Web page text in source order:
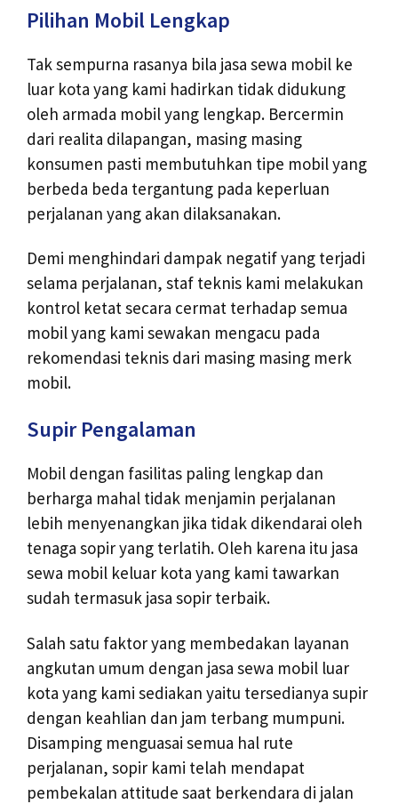
Pilihan Mobil Lengkap
Tak sempurna rasanya bila jasa sewa mobil ke
luar kota yang kami hadirkan tidak didukung
oleh armada mobil yang lengkap. Bercermin
dari realita dilapangan, masing masing
konsumen pasti membutuhkan tipe mobil yang
berbeda beda tergantung pada keperluan
perjalanan yang akan dilaksanakan.
Demi menghindari dampak negatif yang terjadi
selama perjalanan, staf teknis kami melakukan
kontrol ketat secara cermat terhadap semua
mobil yang kami sewakan mengacu pada
rekomendasi teknis dari masing masing merk
mobil.
Supir Pengalaman
Mobil dengan fasilitas paling lengkap dan
berharga mahal tidak menjamin perjalanan
lebih menyenangkan jika tidak dikendarai oleh
tenaga sopir yang terlatih. Oleh karena itu jasa
sewa mobil keluar kota yang kami tawarkan
sudah termasuk jasa sopir terbaik.
Salah satu faktor yang membedakan layanan
angkutan umum dengan jasa sewa mobil luar
kota yang kami sediakan yaitu tersedianya supir
dengan keahlian dan jam terbang mumpuni.
Disamping menguasai semua hal rute
perjalanan, sopir kami telah mendapat
pembekalan attitude saat berkendara di jalan